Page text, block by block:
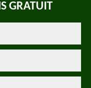
GRATUIT